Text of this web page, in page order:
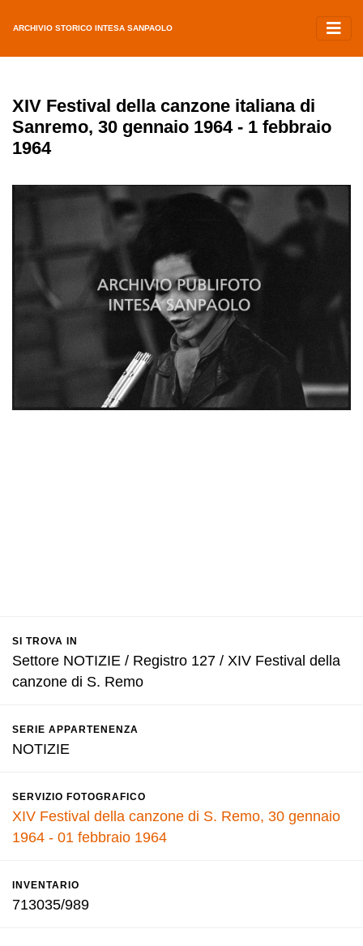
ARCHIVIO STORICO INTESA SANPAOLO
XIV Festival della canzone italiana di
Sanremo, 30 gennaio 1964 - 1 febbraio
1964
SI TROVA IN
Settore NOTIZIE / Registro 127 / XIV Festival della
canzone di S. Remo
SERIE APPARTENENZA
NOTIZIE
SERVIZIO FOTOGRAFICO
XIV Festival della canzone di S. Remo, 30 gennaio
1964 - 01 febbraio 1964
INVENTARIO
713035/989